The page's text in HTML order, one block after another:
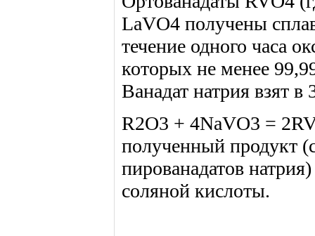
LaVO4 получены
течение одного часа
которых не менее
Ванадат натрия взят
R2O3 + 4NaVO3 =
полученный продукт
пированадатов
соляной кислоты.